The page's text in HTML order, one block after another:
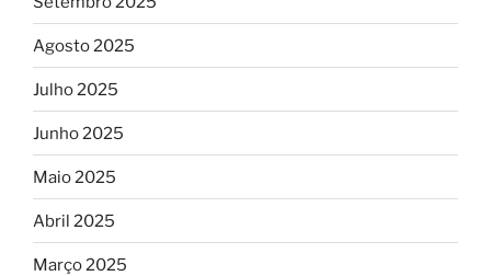
Agosto 2025
Julho 2025
Junho 2025
Maio 2025
Abril 2025
Março 2025